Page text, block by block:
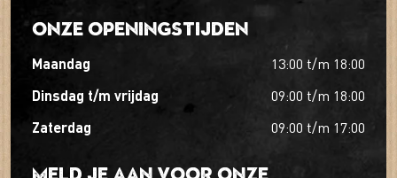
Onze openingstijden
maandag 13:00 t/m 18:00
dinsdag t/m vrijdag 09:00 t/m 18:00
zaterdag 09:00 t/m 17:00
Meld je aan voor onze